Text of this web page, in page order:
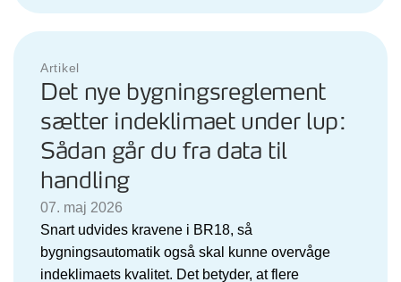
Artikel
Det nye bygningsreglement
sætter indeklimaet under lup:
Sådan går du fra data til
handling
07. maj 2026
Snart udvides kravene i BR18, så
bygningsautomatik også skal kunne overvåge
indeklimaets kvalitet. Det betyder, at flere